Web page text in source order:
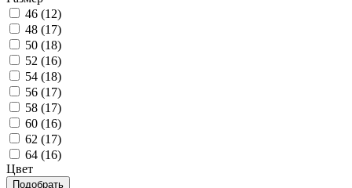
46 (12)
48 (17)
50 (18)
52 (16)
54 (18)
56 (17)
58 (17)
60 (16)
62 (17)
64 (16)
Цвет